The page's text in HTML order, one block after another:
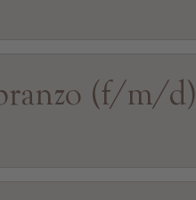
(f/m/d)